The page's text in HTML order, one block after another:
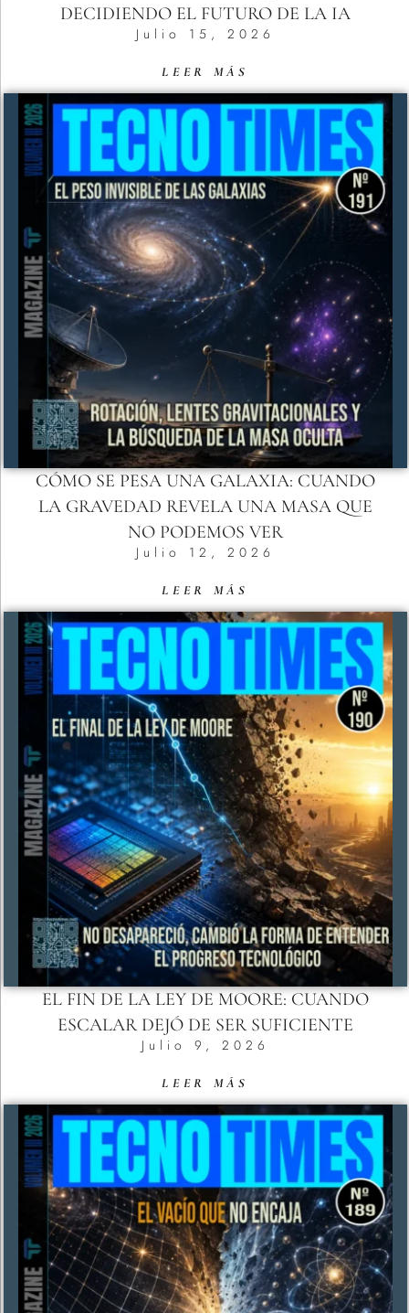
DECIDIENDO EL FUTURO DE LA IA
Julio 15, 2026
LEER MÁS
CÓMO SE PESA UNA GALAXIA: CUANDO
LA GRAVEDAD REVELA UNA MASA QUE
NO PODEMOS VER
Julio 12, 2026
LEER MÁS
EL FIN DE LA LEY DE MOORE: CUANDO
ESCALAR DEJÓ DE SER SUFICIENTE
Julio 9, 2026
LEER MÁS